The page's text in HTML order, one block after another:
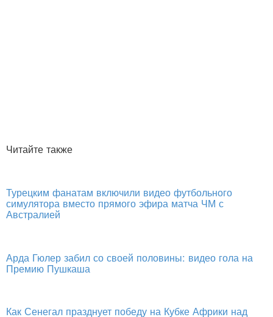
Читайте также
Турецким фанатам включили видео футбольного
симулятора вместо прямого эфира матча ЧМ с
Австралией
Арда Гюлер забил со своей половины: видео гола на
Премию Пушкаша
Как Сенегал празднует победу на Кубке Африки над